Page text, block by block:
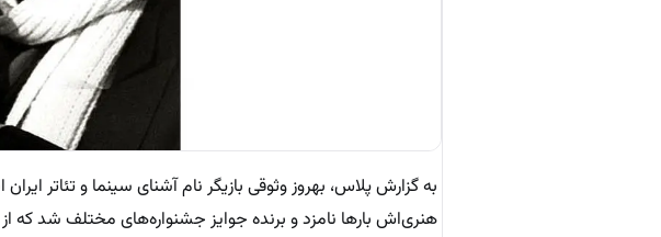
به گزارش پلاس، بهروز وثوقی بازیگر نام آشنای سینما و
هنری‌اش بارها نامزد و برنده جوایز جشنواره‌های مختلف شد